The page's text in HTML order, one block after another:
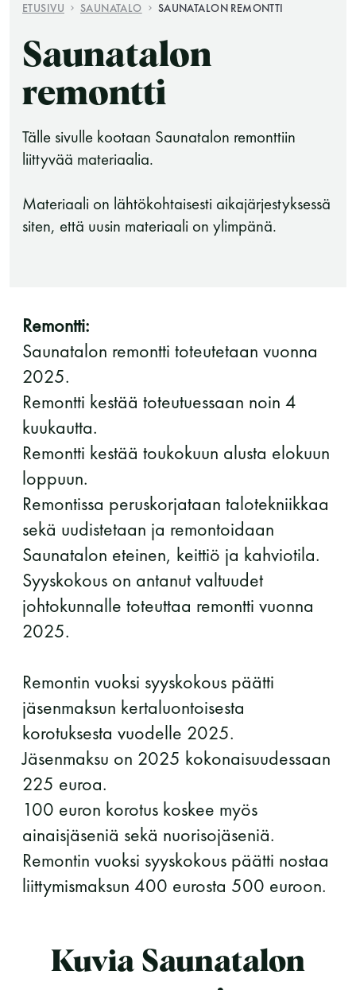
myös helatorstaina
-Miesten päivät tiistai, keskiviikko,
-Kuukauden ensimmäinen lauantai on on
jaettu lauantai
Hinnasto
Jäsen
12 €
Jäsenen lapsi 7-18 v.
Lapsi alle 7 v.
11 saunomiskerran kortti
3kk kortti - M / N
Vuosikortti - M / N
695€ / 275€
ETUSIVU SAUNATALO SAUNATALON REMONTTI
Saunatalon
remontti
Tälle sivulle kootaan Saunatalon remonttiin
liittyvää materiaalia.
Materiaali on lähtökohtaisesti aikajärjestyksessä
siten, että uusin materiaali on ylimpänä.
Remontti:
Saunatalon remontti toteutetaan vuonna
2025.
Remontti kestää toteutuessaan noin 4
kuukautta.
Remontti kestää toukokuun alusta elokuun
loppuun.
Remontissa peruskorjataan talotekniikkaa
sekä uudistetaan ja remontoidaan
Saunatalon eteinen, keittiö ja kahviotila.
Syyskokous on antanut valtuudet
johtokunnalle toteuttaa remontti vuonna
2025.
Remontin vuoksi syyskokous päätti
jäsenmaksun kertaluontoisesta
korotuksesta vuodelle 2025.
Jäsenmaksu on 2025 kokonaisuudessaan
225 euroa.
100 euron korotus koskee myös
ainaisjäseniä sekä nuorisojäseniä.
Remontin vuoksi syyskokous päätti nostaa
liittymismaksun 400 eurosta 500 euroon.
Kuvia Saunatalon